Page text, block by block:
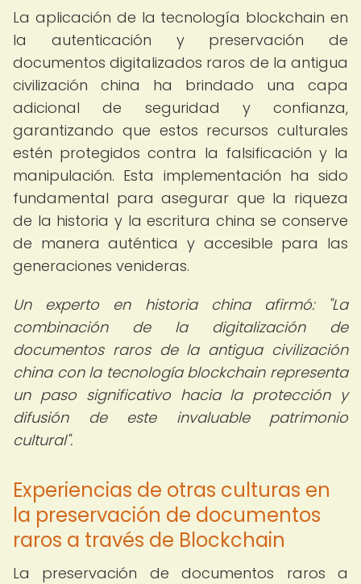
La aplicación de la tecnología blockchain en
la autenticación y preservación de
documentos digitalizados raros de la antigua
civilización china ha brindado una capa
adicional de seguridad y confianza,
garantizando que estos recursos culturales
estén protegidos contra la falsificación y la
manipulación. Esta implementación ha sido
fundamental para asegurar que la riqueza
de la historia y la escritura china se conserve
de manera auténtica y accesible para las
generaciones venideras.
Un experto en historia china afirmó: "La
combinación de la digitalización de
documentos raros de la antigua civilización
china con la tecnología blockchain representa
un paso significativo hacia la protección y
difusión de este invaluable patrimonio
cultural".
Experiencias de otras culturas en
la preservación de documentos
raros a través de Blockchain
La preservación de documentos raros a